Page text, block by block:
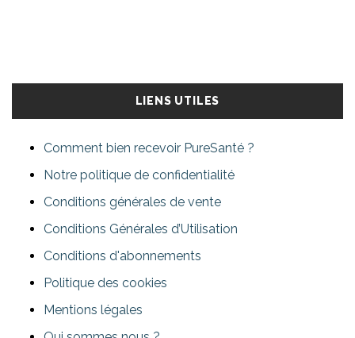
LIENS UTILES
Comment bien recevoir PureSanté ?
Notre politique de confidentialité
Conditions générales de vente
Conditions Générales d’Utilisation
Conditions d'abonnements
Politique des cookies
Mentions légales